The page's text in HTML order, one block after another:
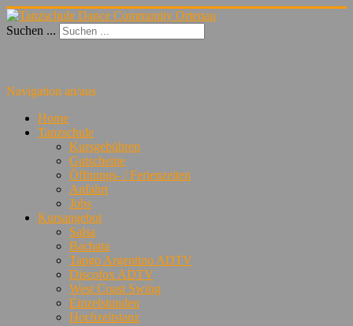
Suchen ...
Navigation an/aus
Home
Tanzschule
Kursgebühren
Gutscheine
Öffnungs- / Ferienzeiten
Anfahrt
Jobs
Kursangebot
Salsa
Bachata
Tango Argentino ADTV
Discofox ADTV
West Coast Swing
Einzelstunden
Hochzeitstanz